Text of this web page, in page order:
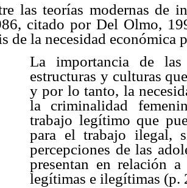
las teorías modernas de
citado por Del Olmo,
de la necesidad económica
La importancia de
estructuras y culturas
y por lo tanto, la
la criminalidad
trabajo legítimo que
para el trabajo ilegal,
percepciones de las
presentan en relación
legítimas e ilegítimas (p.